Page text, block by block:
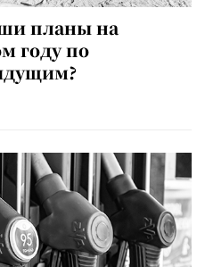
планы на
году по